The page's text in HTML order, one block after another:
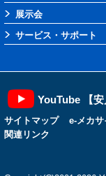
展示会
サービス・サポート
YouTube 【
サイトマップ e-メカ
関連リンク